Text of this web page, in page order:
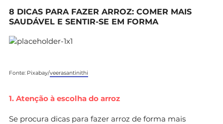
8 DICAS PARA FAZER ARROZ: COMER MAIS
SAUDÁVEL E SENTIR-SE EM FORMA
Fonte: Pixabay/veerasantinithi
1. Atenção à escolha do arroz
Se procura dicas para fazer arroz de forma mais